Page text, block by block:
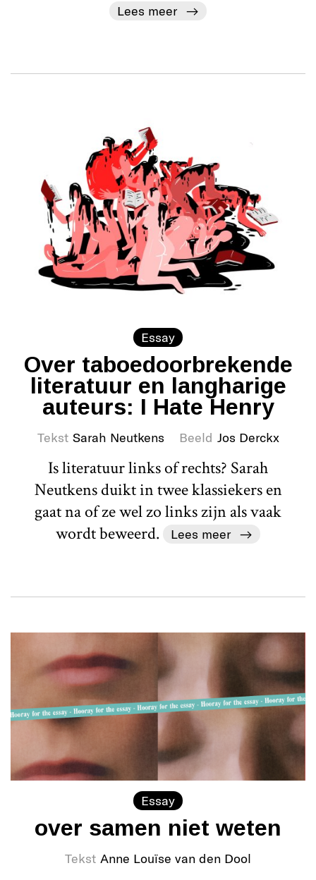
Lees meer
Essay
Over taboedoorbrekende
literatuur en langharige
auteurs: I Hate Henry
Tekst Sarah Neutkens Beeld Jos Derckx
Is literatuur links of rechts? Sarah
Neutkens duikt in twee klassiekers en
gaat na of ze wel zo links zijn als vaak
wordt beweerd.
Lees meer
Essay
over samen niet weten
Tekst Anne Louïse van den Dool